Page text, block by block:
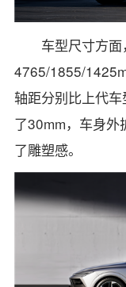
车型尺寸方
4765/1855/
轴距分别比上代
了30mm，车身外
了雕塑感。